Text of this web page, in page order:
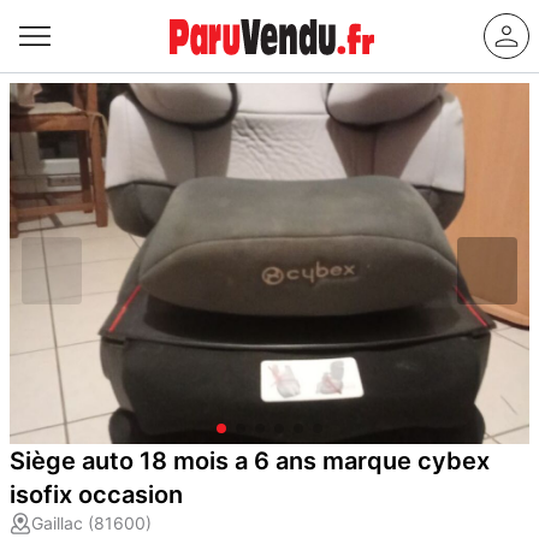
Siège auto 18 mois a 6 ans marque cybex
isofix occasion
Gaillac (81600)